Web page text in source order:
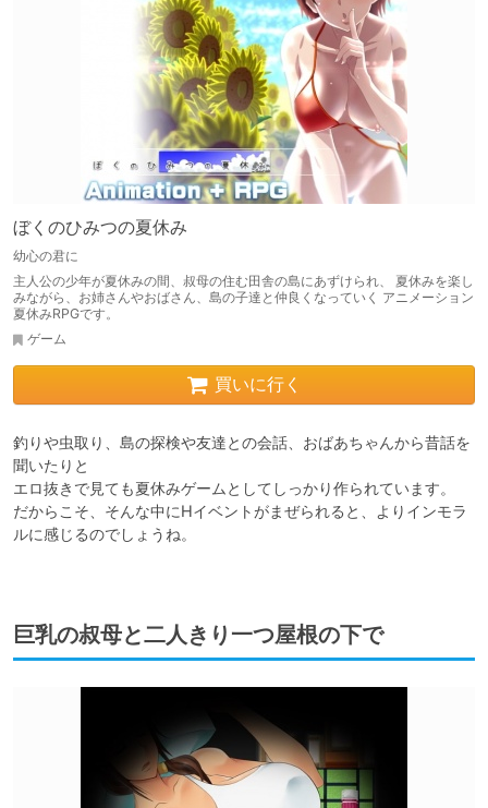
ぼくのひみつの夏休み
幼心の君に
主人公の少年が夏休みの間、叔母の住む田舎の島にあずけられ、 夏休みを楽し
みながら、お姉さんやおばさん、島の子達と仲良くなっていく アニメーション
夏休みRPGです。
ゲーム
買いに行く
釣りや虫取り、島の探検や友達との会話、おばあちゃんから昔話を
聞いたりと
エロ抜きで見ても夏休みゲームとしてしっかり作られています。
だからこそ、そんな中にHイベントがまぜられると、よりインモラ
ルに感じるのでしょうね。
巨乳の叔母と二人きり一つ屋根の下で